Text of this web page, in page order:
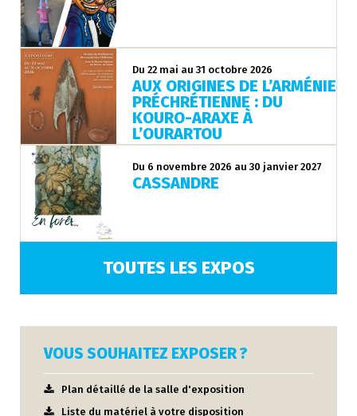
Du 22 mai au 31 octobre 2026
AUX ORIGINES DE L’ARMÉNIE
PRÉCHRÉTIENNE : DU
KOURO-ARAXE À
L’OURARTOU
Du 6 novembre 2026 au 30 janvier 2027
CASSANDRE
TOUTES LES EXPOS
VOUS SOUHAITEZ EXPOSER ?
Plan détaillé de la salle d'exposition
Liste du matériel à votre disposition